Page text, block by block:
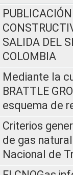
SALIDA DEL
COLOMBIA
Mediante la
BRATTLE
esquema de
Criterios
de gas
Nacional de